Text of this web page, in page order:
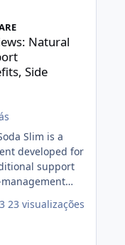
Loss Support
Natural
Side
Slim is a
developed for
support
to help
23 visualizações